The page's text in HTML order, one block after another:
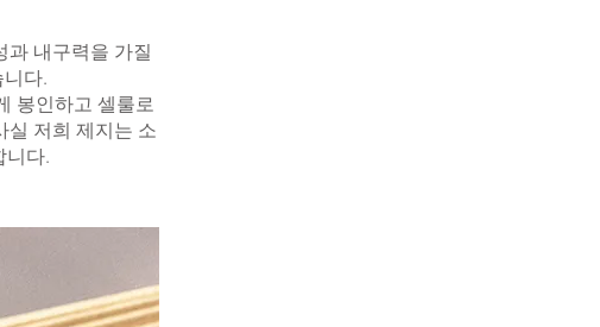
과 내구력을 가질
다.
봉인하고 셀룰로
실 저희 제지는 소
니다.